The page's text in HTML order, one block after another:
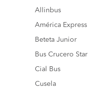
Allinbus
América Express
Beteta Junior
Bus Crucero Star
Cial Bus
Cusela